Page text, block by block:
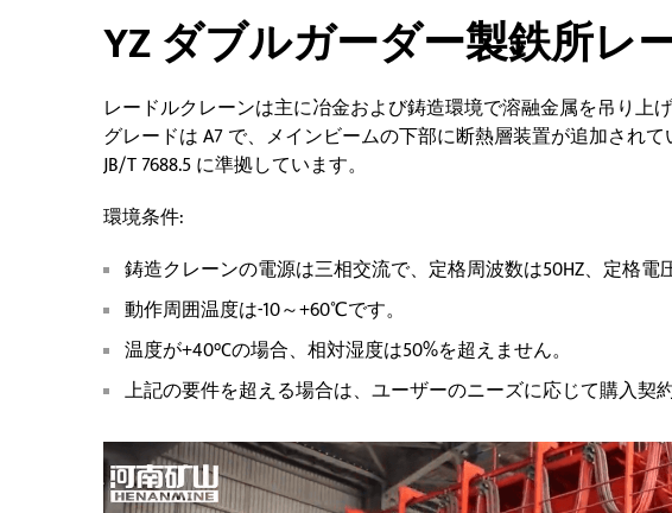
YZ ダブルガーダー製鉄所レ
レードルクレーンは主に冶金および鋳造環境で溶融金属を吊り上
グレードは A7 で、メインビームの下部に断熱層装置が追加され
JB/T 7688.5 に準拠しています。
環境条件:
鋳造クレーンの電源は三相交流で、定格周波数は50HZ、定格電
動作周囲温度は-10～+60℃です。
温度が+40°Cの場合、相対湿度は50%を超えません。
上記の要件を超える場合は、ユーザーのニーズに応じて購入契